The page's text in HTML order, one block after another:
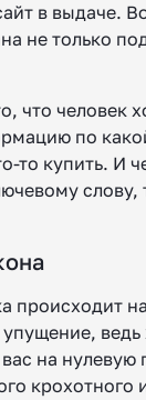
в выдаче.
не только
что человек
по
то купить. И
слову,
происходит
на нулевую